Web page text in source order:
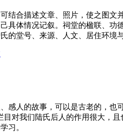
结合描述文章、照片，使之图文
具体情况记叙。祠堂的楹联、功
的堂号、来源、人文、居住环境
感人的故事，可以是古老的，也
目对我们陆氏后人的作用很大，
习。